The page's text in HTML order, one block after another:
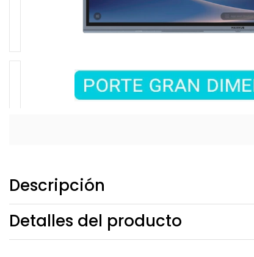
Descripción
Detalles del producto